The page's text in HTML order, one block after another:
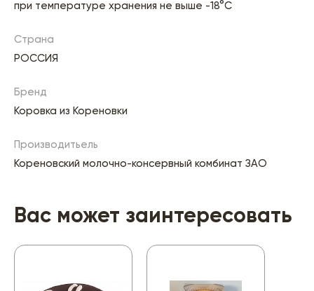
при температуре хранения не выше -18°C
Страна
РОССИЯ
Бренд
Коровка из Кореновки
Производитьель
Кореновский молочно-консервный комбинат ЗАО
Вас может заинтересовать